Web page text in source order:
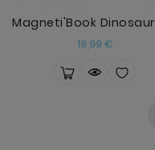
18,99 €Precio